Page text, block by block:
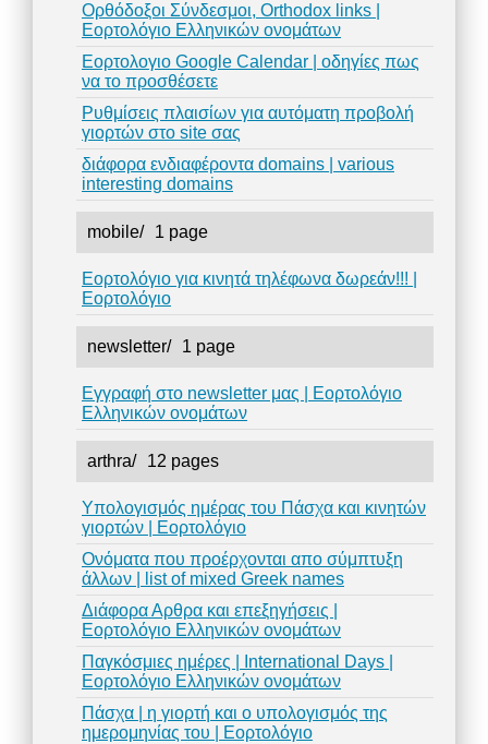
Ορθόδοξοι Σύνδεσμοι, Orthodox links |
Εορτολόγιο Ελληνικών ονομάτων
Εορτολογιο Google Calendar | οδηγίες πως
να το προσθέσετε
Ρυθμίσεις πλαισίων για αυτόματη προβολή
γιορτών στο site σας
διάφορα ενδιαφέροντα domains | various
interesting domains
mobile/ 1 page
Εορτολόγιο για κινητά τηλέφωνα δωρεάν!!! |
Εορτολόγιο
newsletter/ 1 page
Εγγραφή στο newsletter μας | Εορτολόγιο
Ελληνικών ονομάτων
arthra/ 12 pages
Υπολογισμός ημέρας του Πάσχα και κινητών
γιορτών | Εορτολόγιο
Ονόματα που προέρχονται απο σύμπτυξη
άλλων | list of mixed Greek names
Διάφορα Αρθρα και επεξηγήσεις |
Εορτολόγιο Ελληνικών ονομάτων
Παγκόσμιες ημέρες | International Days |
Εορτολόγιο Ελληνικών ονομάτων
Πάσχα | η γιορτή και ο υπολογισμός της
ημερομηνίας του | Εορτολόγιο